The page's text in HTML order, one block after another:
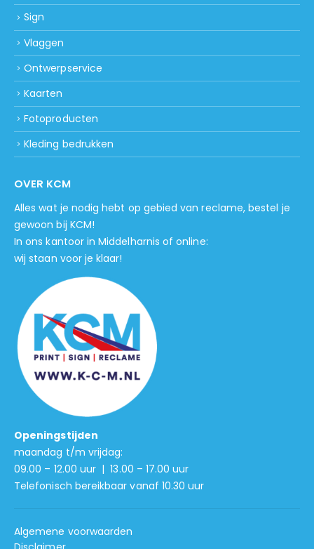
Sign
Vlaggen
Ontwerpservice
Kaarten
Fotoproducten
Kleding bedrukken
OVER KCM
Alles wat je nodig hebt op gebied van reclame, bestel je
gewoon bij KCM!
In ons kantoor in Middelharnis of online:
wij staan voor je klaar!
Openingstijden
maandag t/m vrijdag:
09.00 – 12.00 uur | 13.00 – 17.00 uur
Telefonisch bereikbaar vanaf 10.30 uur
Algemene voorwaarden